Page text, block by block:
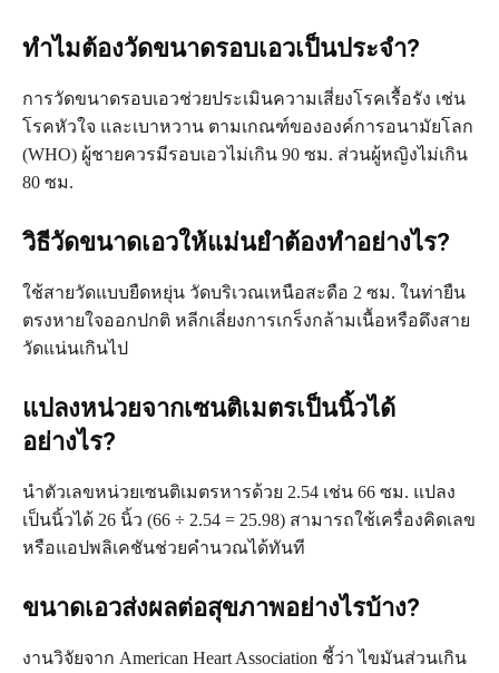
ทำไมต้องวัดขนาดรอบเอวเป็นประจำ?
การวัดขนาดรอบเอวช่วยประเมินความเสี่ยงโรคเรื้อรัง เช่น
โรคหัวใจ และเบาหวาน ตามเกณฑ์ขององค์การอนามัยโลก
(WHO) ผู้ชายควรมีรอบเอวไม่เกิน 90 ซม. ส่วนผู้หญิงไม่เกิน
80 ซม.
วิธีวัดขนาดเอวให้แม่นยำต้องทำอย่างไร?
ใช้สายวัดแบบยืดหยุ่น วัดบริเวณเหนือสะดือ 2 ซม. ในท่ายืน
ตรงหายใจออกปกติ หลีกเลี่ยงการเกร็งกล้ามเนื้อหรือดึงสาย
วัดแน่นเกินไป
แปลงหน่วยจากเซนติเมตรเป็นนิ้วได้
อย่างไร?
นำตัวเลขหน่วยเซนติเมตรหารด้วย 2.54 เช่น 66 ซม. แปลง
เป็นนิ้วได้ 26 นิ้ว (66 ÷ 2.54 = 25.98) สามารถใช้เครื่องคิดเลข
หรือแอปพลิเคชันช่วยคำนวณได้ทันที
ขนาดเอวส่งผลต่อสุขภาพอย่างไรบ้าง?
งานวิจัยจาก American Heart Association ชี้ว่า ไขมันส่วนเกิน